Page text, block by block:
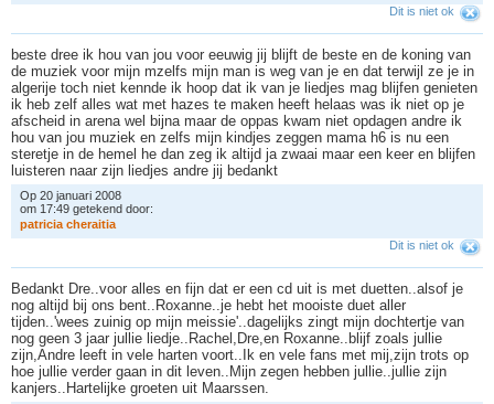
Dit is niet ok
beste dree ik hou van jou voor eeuwig jij blijft de beste en de koning van
de muziek voor mijn mzelfs mijn man is weg van je en dat terwijl ze je in
algerije toch niet kennde ik hoop dat ik van je liedjes mag blijfen genieten
ik heb zelf alles wat met hazes te maken heeft helaas was ik niet op je
afscheid in arena wel bijna maar de oppas kwam niet opdagen andre ik
hou van jou muziek en zelfs mijn kindjes zeggen mama h6 is nu een
steretje in de hemel he dan zeg ik altijd ja zwaai maar een keer en blijfen
luisteren naar zijn liedjes andre jij bedankt
Op 20 januari 2008
om 17:49 getekend door:
patricia cheraitia
Dit is niet ok
Bedankt Dre..voor alles en fijn dat er een cd uit is met duetten..alsof je
nog altijd bij ons bent..Roxanne..je hebt het mooiste duet aller
tijden..'wees zuinig op mijn meissie'..dagelijks zingt mijn dochtertje van
nog geen 3 jaar jullie liedje..Rachel,Dre,en Roxanne..blijf zoals jullie
zijn,Andre leeft in vele harten voort..Ik en vele fans met mij,zijn trots op
hoe jullie verder gaan in dit leven..Mijn zegen hebben jullie..jullie zijn
kanjers..Hartelijke groeten uit Maarssen.